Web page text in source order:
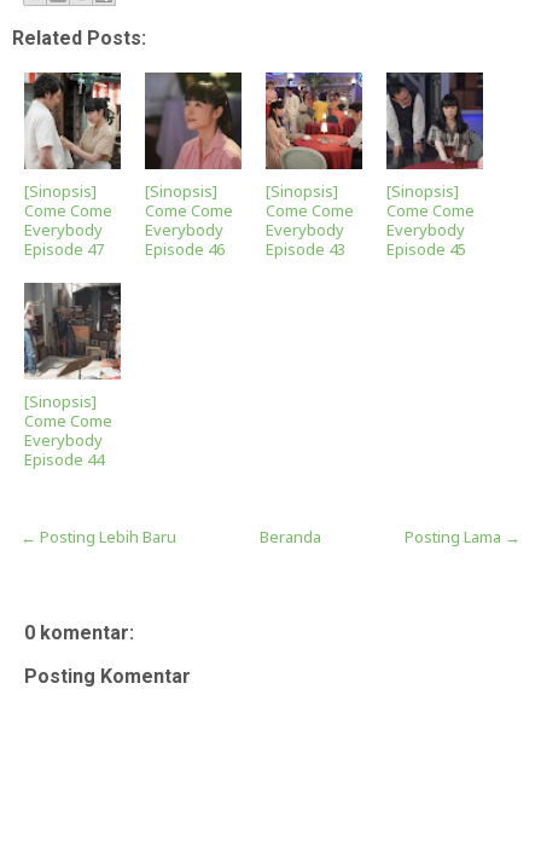
Related Posts:
[Sinopsis]
Come Come
Everybody
Episode 47
[Sinopsis]
Come Come
Everybody
Episode 46
[Sinopsis]
Come Come
Everybody
Episode 43
[Sinopsis]
Come Come
Everybody
Episode 45
[Sinopsis]
Come Come
Everybody
Episode 44
← Posting Lebih Baru Posting Lama →
Beranda
0 komentar:
Posting Komentar